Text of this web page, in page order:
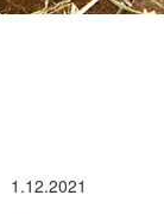
1.12.2021